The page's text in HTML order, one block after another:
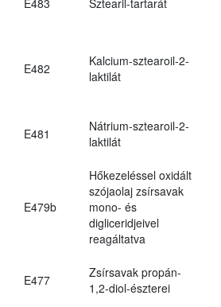
E482
Kalcium-sztearoil-2-
laktilát
E481
Nátrium-sztearoil-2-
laktilát
E479b
Hőkezeléssel oxidált
szójaolaj zsírsavak
mono- és
digliceridjeivel
reagáltatva
E477
Zsírsavak propán-
1,2-diol-észterei